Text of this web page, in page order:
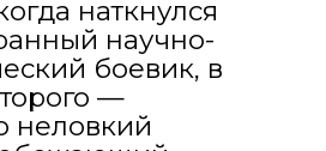
наткнулся
научно-
боевик, в
—
неловкий